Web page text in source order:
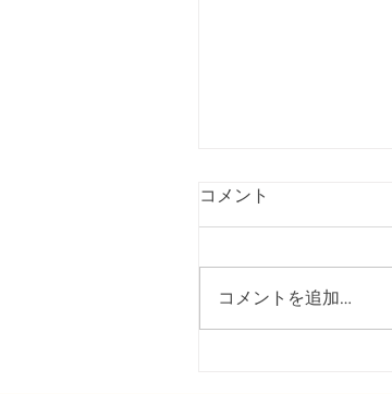
３月３１日 遊園店
コメント
コメントを追加…